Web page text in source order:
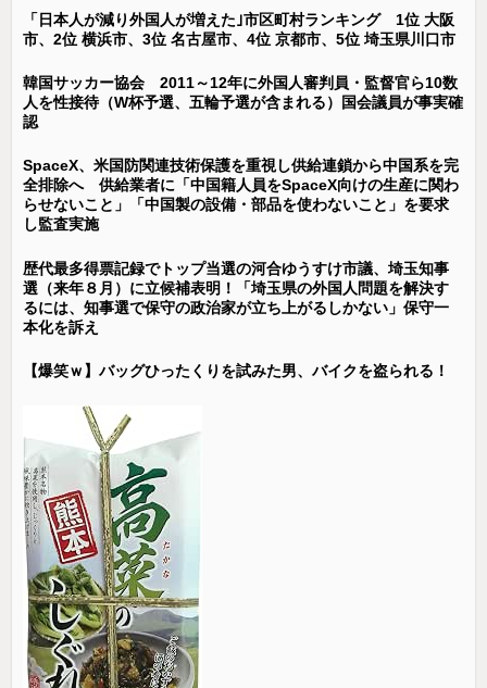
「日本人が減り外国人が増えた｣市区町村ランキング 1位 大阪
市、2位 横浜市、3位 名古屋市、4位 京都市、5位 埼玉県川口市
韓国サッカー協会 2011～12年に外国人審判員・監督官ら10数
人を性接待（W杯予選、五輪予選が含まれる）国会議員が事実確
認
SpaceX、米国防関連技術保護を重視し供給連鎖から中国系を完
全排除へ 供給業者に「中国籍人員をSpaceX向けの生産に関わ
らせないこと」「中国製の設備・部品を使わないこと」を要求
し監査実施
歴代最多得票記録でトップ当選の河合ゆうすけ市議、埼玉知事
選（来年８月）に立候補表明！「埼玉県の外国人問題を解決す
るには、知事選で保守の政治家が立ち上がるしかない」保守一
本化を訴え
【爆笑ｗ】バッグひったくりを試みた男、バイクを盗られる！